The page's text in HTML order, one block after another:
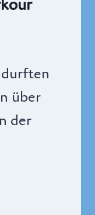
über
der